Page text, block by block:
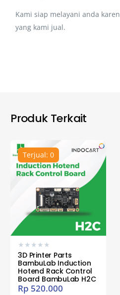
Kami siap melayani anda
yang kami jual.
Produk Terkait
Terjual: 0
★ ★ ★ ★ ★
3D Printer Parts
BambuLab Induction
Hotend Rack Control
Board BambuLab H2C
Rp 520.000